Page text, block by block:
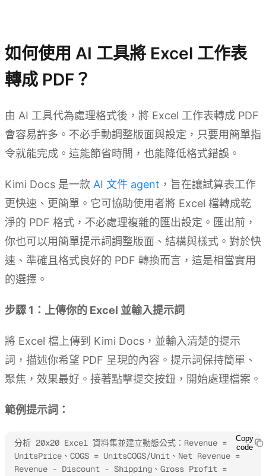
如何使用 AI 工具將 Excel 工作表
轉成 PDF？
由 AI 工具代為處理格式後，將 Excel 工作表轉成 PDF
會容易許多。不必手動調整版面與設定，只要用簡單指
令就能完成。這能節省時間，也能降低格式錯誤。
Kimi Docs 是一款 AI 文件 agent ，旨在讓試算表工作
更快速、更簡單。它可協助使用者將 Excel 檔轉成乾
淨的 PDF 格式，不必處理複雜的匯出設定。匯出前，
你也可以用簡單提示詞調整版面、結構與樣式。對於快
速、準確且格式良好的 PDF 轉換而言，這是相當實用
的選擇。
步驟 1：上傳你的 Excel 並輸入提示詞
將 Excel 檔上傳到 Kimi Docs，並輸入清楚的提示
詞，描述你希望 PDF 呈現的內容。提示詞保持簡單、
聚焦，效果最好。接著點擊提交按鈕，開始處理檔案。
範例提示詞：
分析 20x20 Excel 資料集並建立動態公式：Revenue =
UnitsPrice、COGS = UnitsCOGS/Unit、Net Revenue =
Revenue - Discount - Shipping、Gross Profit =
Copy
code